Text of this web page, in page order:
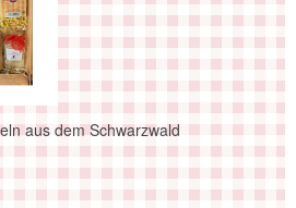
aus dem Schwarzwald